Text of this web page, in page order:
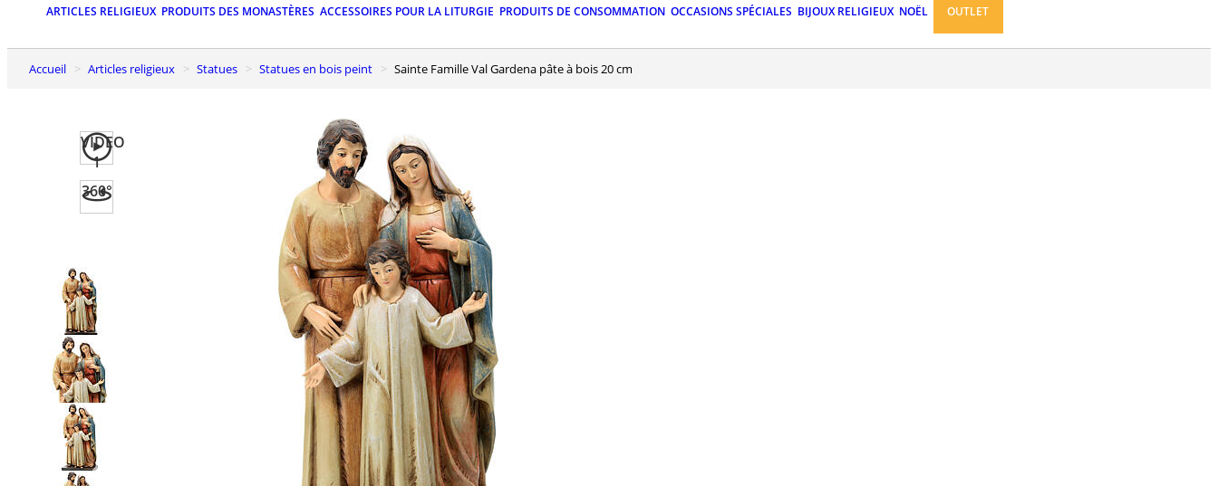
ARTICLES RELIGIEUX PRODUITS DES MONASTÈRES ACCESSOIRES POUR LA LITURGIE PRODUITS DE CONSOMMATION OCCASIONS SPÉCIALES BIJOUX RELIGIEUX NOËL OUTLET
Accueil Articles religieux Statues Statues en bois peint Sainte Famille Val Gardena pâte à bois 20 cm
VIDEO
1
360°
Previous
slide
Next
slide